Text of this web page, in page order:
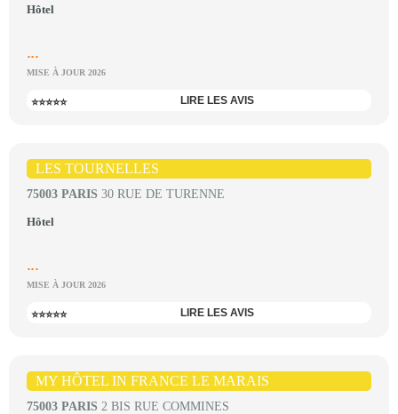
Hôtel
...
MISE À JOUR 2026
⭐⭐⭐⭐⭐ LIRE LES AVIS
LES TOURNELLES
75003 PARIS 30 RUE DE TURENNE
Hôtel
...
MISE À JOUR 2026
⭐⭐⭐⭐⭐ LIRE LES AVIS
MY HÔTEL IN FRANCE LE MARAIS
75003 PARIS 2 BIS RUE COMMINES